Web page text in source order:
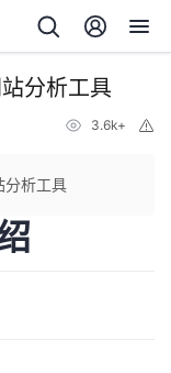
分析工具
3.6k+
分析工具